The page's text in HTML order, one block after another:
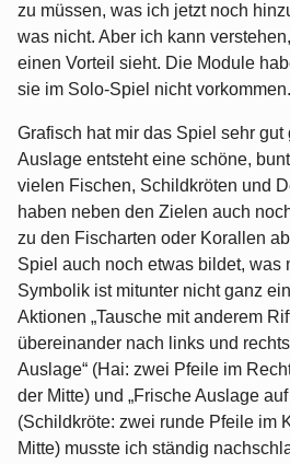
zu müssen, was ich jetzt noch
was nicht. Aber ich kann
einen Vorteil sieht. Die Module
sie im Solo-Spiel nicht vorkommen.
Grafisch hat mir das Spiel sehr gut
Auslage entsteht eine schöne,
vielen Fischen, Schildkröten und
haben neben den Zielen auch
zu den Fischarten oder Korallen
Spiel auch noch etwas bildet, was
Symbolik ist mitunter nicht ganz
Aktionen „Tausche mit anderem
übereinander nach links und
Auslage“ (Hai: zwei Pfeile im
der Mitte) und „Frische Auslage
(Schildkröte: zwei runde Pfeile im
Mitte) musste ich ständig